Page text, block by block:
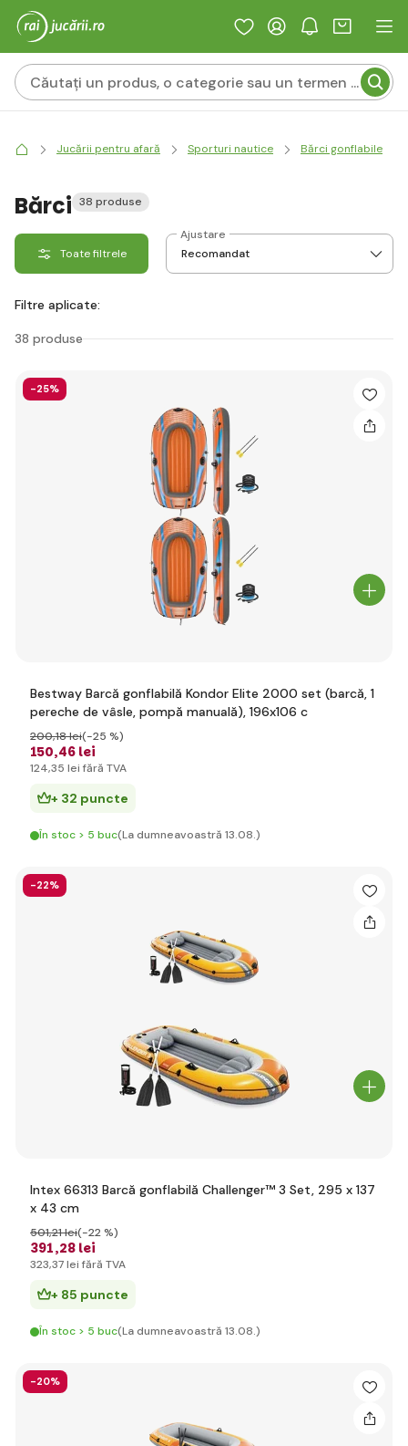
Jucării pentru afară Sporturi nautice Bărci gonflabile
Bărci 38 produse
Toate filtrele
Ajustare
Filtre aplicate:
38 produse
-25%
Bestway Barcă gonflabilă Kondor Elite 2000 set (barcă, 1
pereche de vâsle, pompă manuală), 196x106 c
150,46 lei
200,18 lei(-25 %)
124,35 lei fără TVA
+ 32 puncte
În stoc > 5 buc(La dumneavoastră 13.08.)
-22%
Intex 66313 Barcă gonflabilă Challenger™ 3 Set, 295 x 137
x 43 cm
391,28 lei
501,21 lei(-22 %)
323,37 lei fără TVA
+ 85 puncte
În stoc > 5 buc(La dumneavoastră 13.08.)
-20%